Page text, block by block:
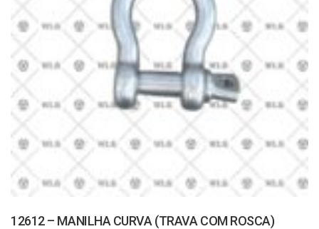
12612 – MANILHA CURVA (TRAVA COM ROSCA)